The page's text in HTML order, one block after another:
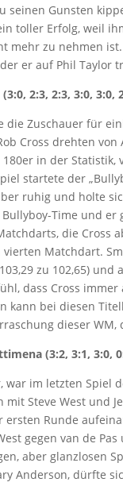
seinen Gunsten
toller Erfolg, weil
mehr zu nehmen
er auf Phil Taylor
2:3, 2:3, 3:0, 3:0,
die Zuschauer für
Cross drehten
in der
startete der
ruhig und holte
Time und er
die Cross
vierten Matchdart.
zu 102,65)
dass Cross
kann bei diesen
dieser
(3:2, 3:1, 3:0,
war im letzten Spiel
Steve West und
ersten Runde
gegen van de
aber glanzlosen
Anderson, dürfte